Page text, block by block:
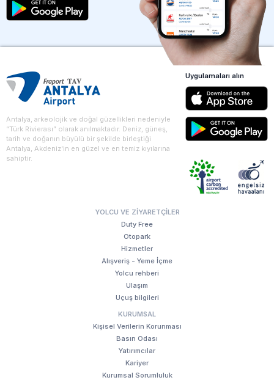
Antalya, arkeolojik ve doğal güzellikleri nedeniyle
“Türk Rivierası” olarak anılmaktadır. Deniz, güneş,
tarih ve doğanın büyülü bir şekilde birleştiği
Antalya, Akdeniz'in en güzel ve en temiz kıyılarına
sahiptir.
YOLCU VE ZIYARETÇILER
Duty Free
Otopark
Hizmetler
Alışveriş - Yeme İçme
Yolcu rehberi
Ulaşım
Uçuş bilgileri
KURUMSAL
Kişisel Verilerin Korunması
Basın Odası
Yatırımcılar
Kariyer
Kurumsal Sorumluluk
Uygulamaları alın